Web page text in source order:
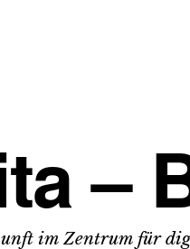
–
im Zentrum für